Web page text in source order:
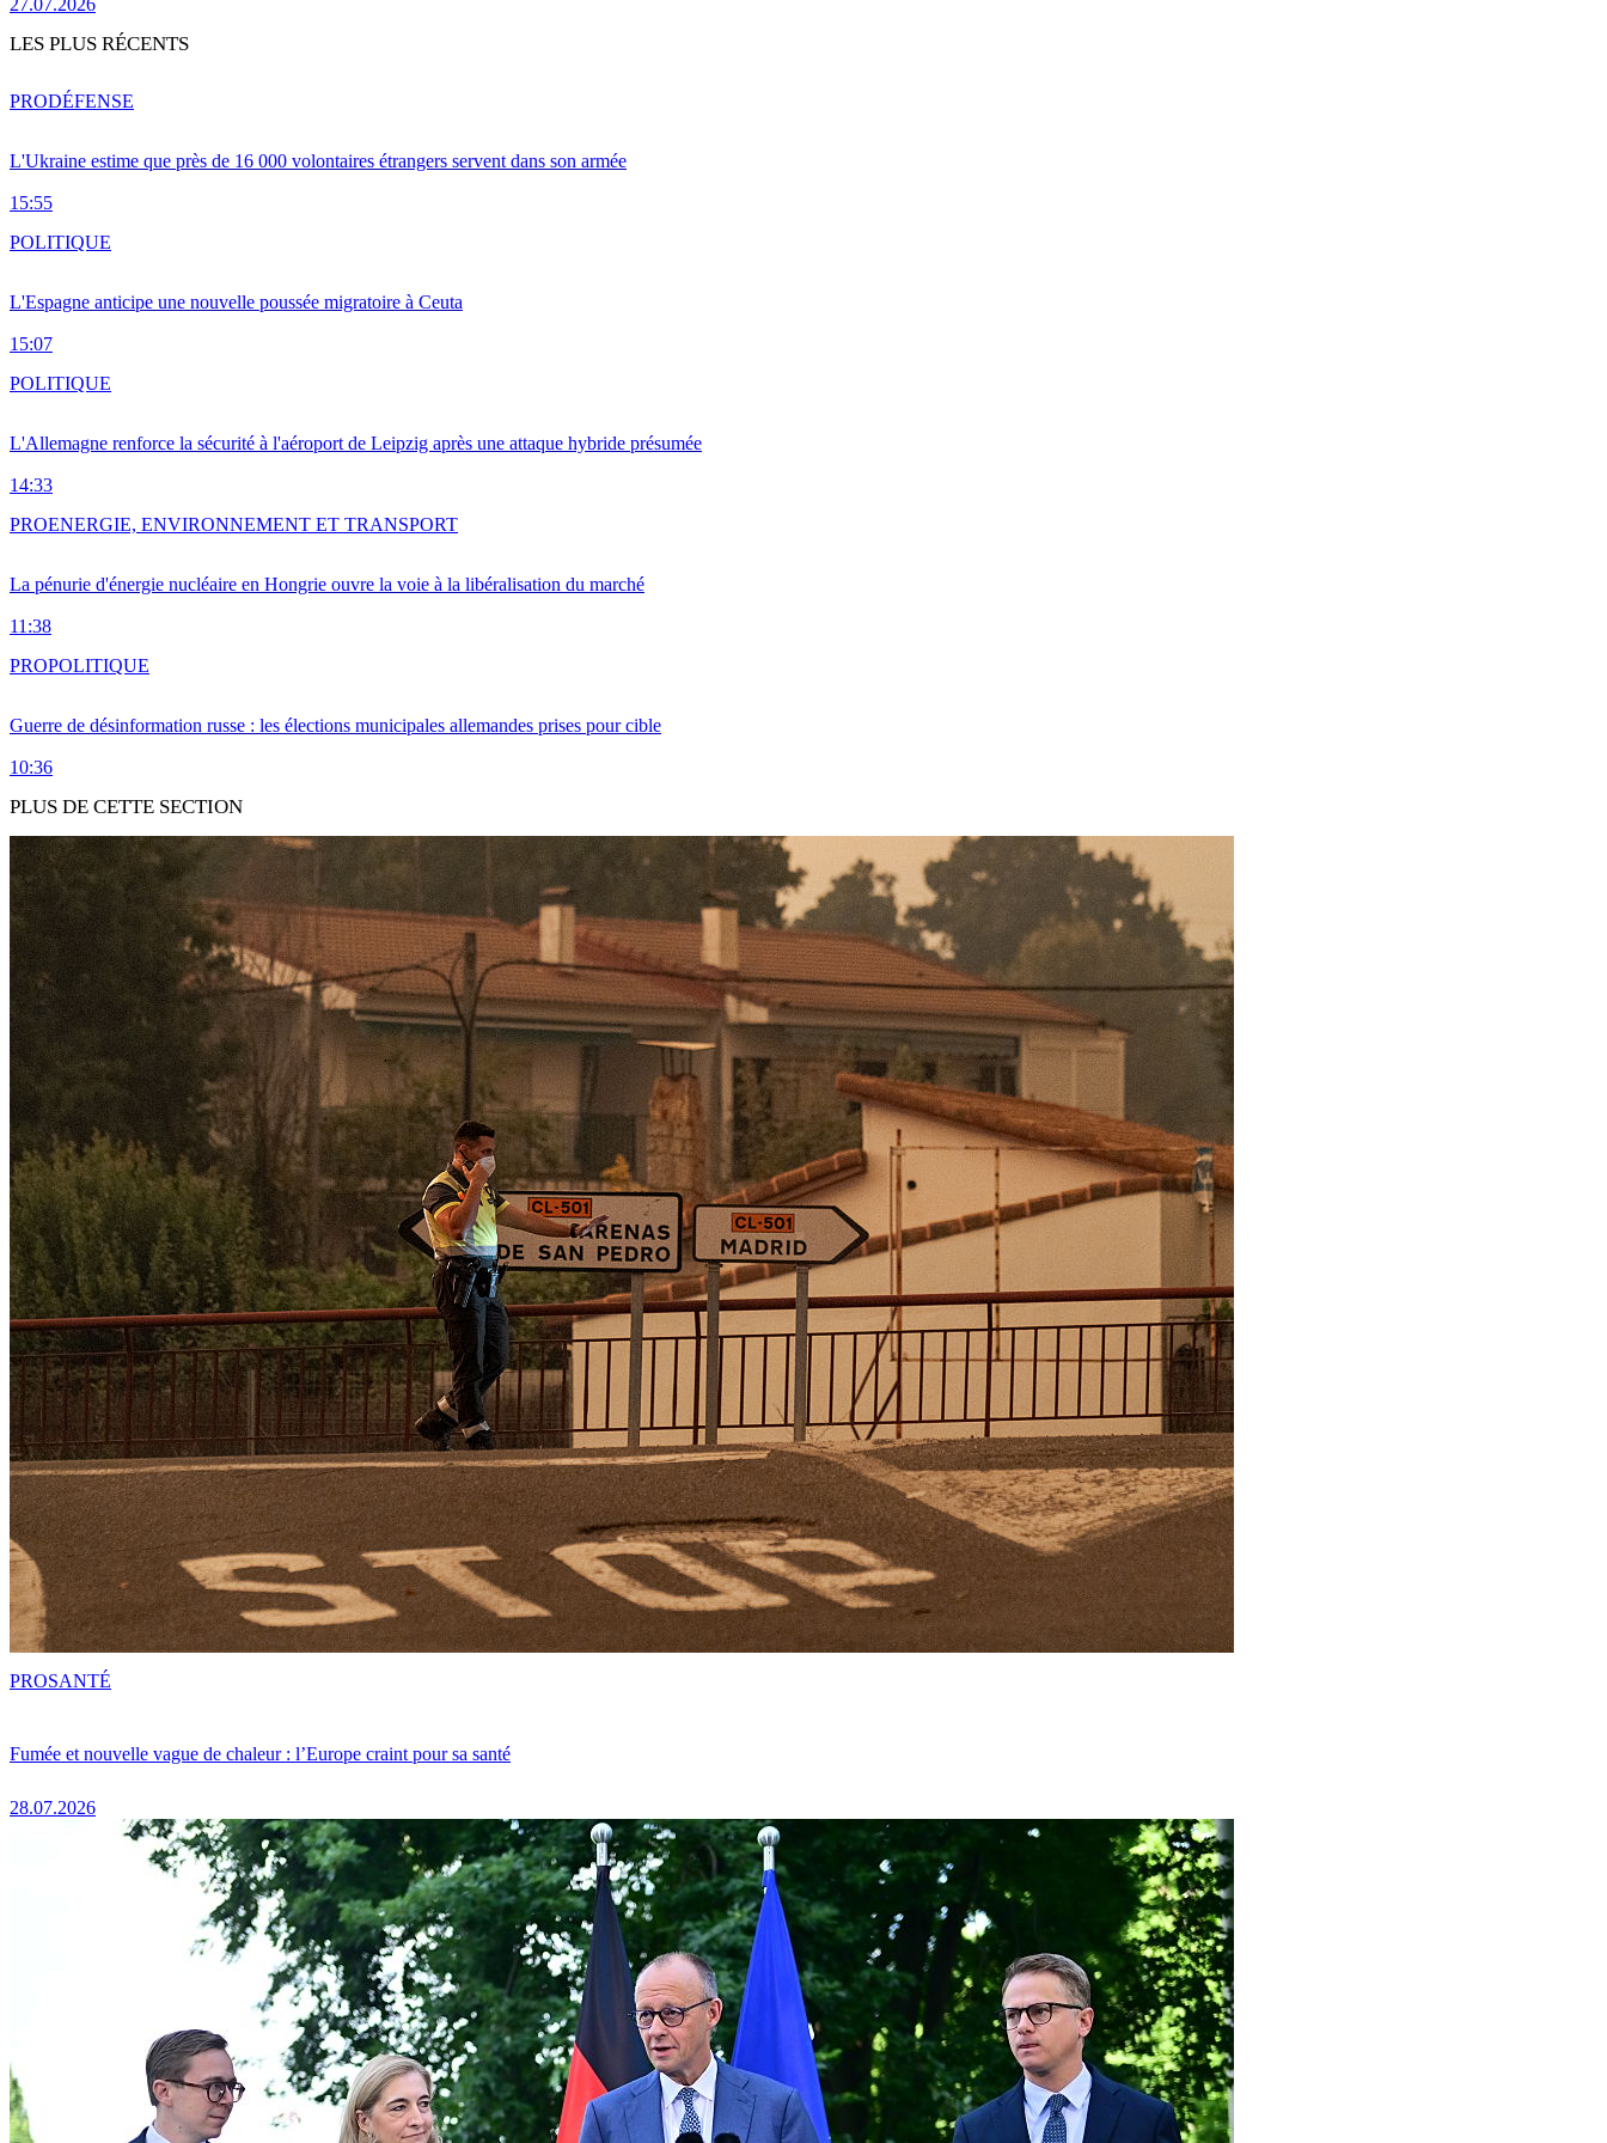
LES PLUS RÉCENTS
L'Ukraine estime que près de 16 000 volontaires étrangers servent dans son armée
15:55
PRODÉFENSE
L'Espagne anticipe une nouvelle poussée migratoire à Ceuta
15:07
POLITIQUE
L'Allemagne renforce la sécurité à l'aéroport de Leipzig après une attaque hybride présumée
14:33
POLITIQUE
La pénurie d'énergie nucléaire en Hongrie ouvre la voie à la libéralisation du marché
11:38
PROENERGIE, ENVIRONNEMENT ET TRANSPORT
Guerre de désinformation russe : les élections municipales allemandes prises pour cible
10:36
PROPOLITIQUE
PLUS DE CETTE SECTION
Fumée et nouvelle vague de chaleur : l’Europe craint pour sa santé
28.07.2026
PROSANTÉ